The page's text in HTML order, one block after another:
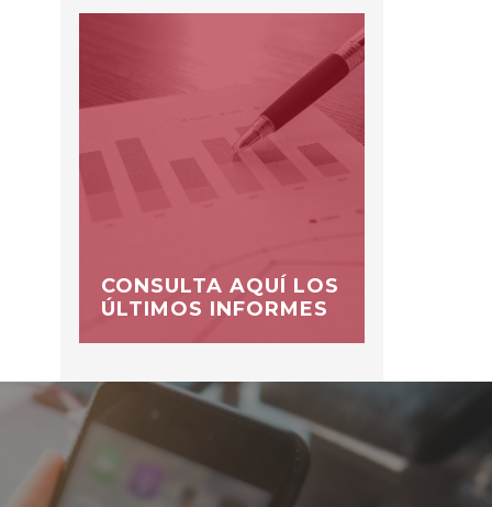
CONSULTA AQUÍ LOS
ÚLTIMOS INFORMES